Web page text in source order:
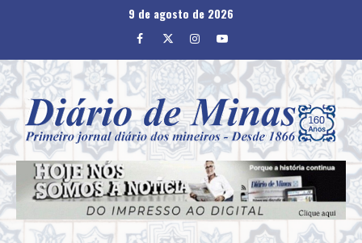
9 de agosto de 2026
Facebook
TwitterInstagram
Youtube